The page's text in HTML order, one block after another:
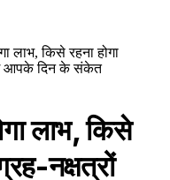
लाभ, किसे रहना होगा
आपके दिन के संकेत
लाभ, किसे
नक्षत्रों